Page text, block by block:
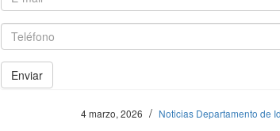
Teléfono
Enviar
4 marzo, 2026 / Noticias Departamento de